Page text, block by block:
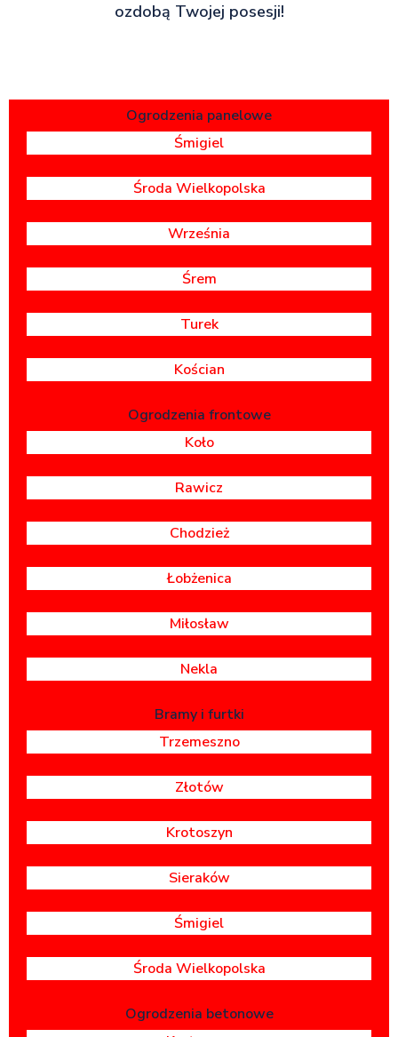
ozdobą Twojej posesji!
Ogrodzenia panelowe
Śmigiel
Środa Wielkopolska
Września
Śrem
Turek
Kościan
Ogrodzenia frontowe
Koło
Rawicz
Chodzież
Łobżenica
Miłosław
Nekla
Bramy i furtki
Trzemeszno
Złotów
Krotoszyn
Sieraków
Śmigiel
Środa Wielkopolska
Ogrodzenia betonowe